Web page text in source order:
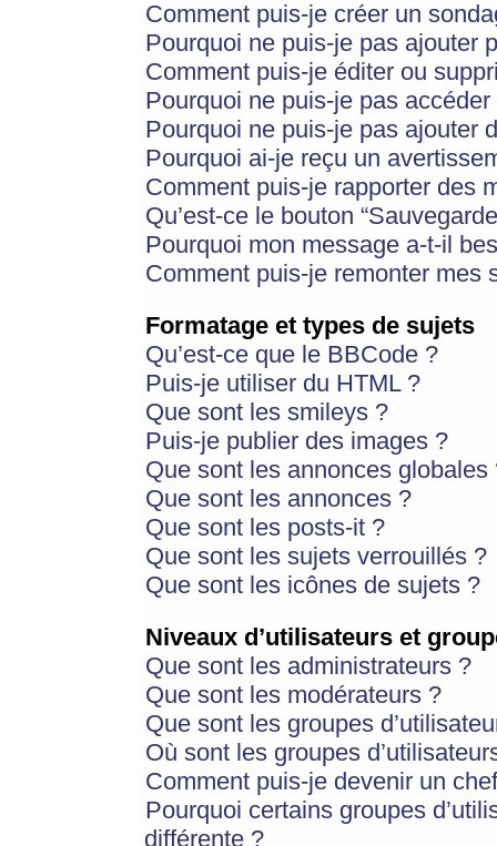
Comment puis-je créer un
Pourquoi ne puis-je pas ajouter
Comment puis-je éditer ou
Pourquoi ne puis-je pas
Pourquoi ne puis-je pas ajouter
Pourquoi ai-je reçu un
Comment puis-je rapporter des
Qu’est-ce le bouton
Pourquoi mon message a-t-il
Comment puis-je remonter mes
Formatage et types de sujets
Qu’est-ce que le BBCode ?
Puis-je utiliser du HTML ?
Que sont les smileys ?
Puis-je publier des images ?
Que sont les annonces globales
Que sont les annonces ?
Que sont les posts-it ?
Que sont les sujets verrouillés ?
Que sont les icônes de sujets ?
Niveaux d’utilisateurs et
Que sont les administrateurs ?
Que sont les modérateurs ?
Que sont les groupes
Où sont les groupes
Comment puis-je devenir un
Pourquoi certains groupes
différente ?